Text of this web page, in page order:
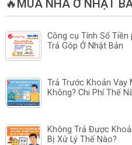
🔥MUA NHÀ Ở NHẬT
Công cụ Tính Số
Trả Góp Ở Nhật Bản
Trả Trước Khoản Vay
Không? Chi Phí Thế
Không Trả Được
Bị Xử Lý Thế Nào?